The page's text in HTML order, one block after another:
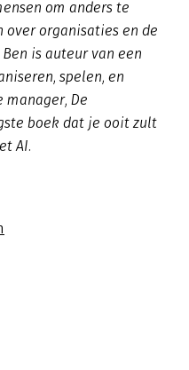
om anders te
organisaties en de
is auteur van een
spelen, en
manager, De
boek dat je ooit zult
AI.